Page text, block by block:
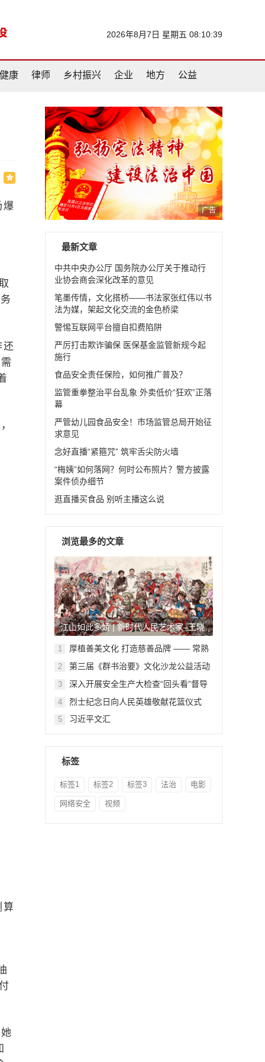
2026年8月7日 星期五 08:10:40
健康 律师 乡村振兴 企业 地方 公益
爆
还
广告
最新文章
中共中央办公厅 国务院办公厅关于推动行
业协会商会深化改革的意见
笔墨传情，文化搭桥——书法家张红伟以书
法为媒，架起文化交流的金色桥梁
警惕互联网平台擅自扣费陷阱
严厉打击欺诈骗保 医保基金监管新规今起
施行
食品安全责任保险，如何推广普及？
监管重拳整治平台乱象 外卖低价“狂欢”正落
幕
严管幼儿园食品安全！市场监管总局开始征
求意见
念好直播“紧箍咒” 筑牢舌尖防火墙
“梅姨”如何落网？何时公布照片？警方披露
案件侦办细节
逛直播买食品 别听主播这么说
浏览最多的文章
江山如此多娇 | 新时代人民艺术家–王晓
鹏
1
厚植善美文化 打造慈善品牌 —— 常熟
举行六个慈善文化教育基地授牌仪式
2
第三届《群书治要》文化沙龙公益活动
在北京顺利举行
3
深入开展安全生产大检查“回头看”督导
检查
4 烈士纪念日向人民英雄敬献花篮仪式
5 习近平文汇
标签
标签1 标签2 标签3 法治 电影
网络安全 视频